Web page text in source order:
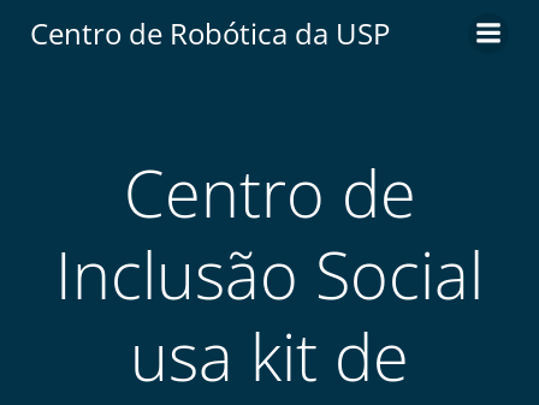
Centro de Robótica da USP
Centro de
Inclusão Social
usa kit de